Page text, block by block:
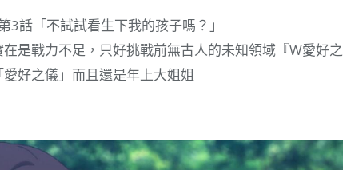
3話「不試試看生下我的孩子嗎？」
是戰力不足，只好挑戰前無古人的未知領域『W愛好之
好之儀」而且還是年上大姐姐